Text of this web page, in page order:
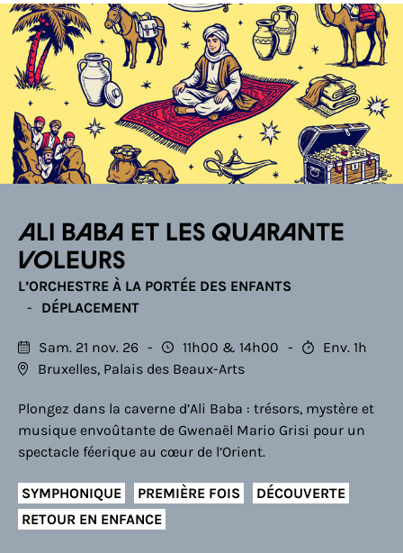
Ali Baba et les quarante
voleurs
L’ORCHESTRE À LA PORTÉE DES ENFANTS
DÉPLACEMENT
Sam. 21 nov. 26 11h00 14h00
Env. 1h
Bruxelles, Palais des Beaux-Arts
Plongez dans la caverne d’Ali Baba : trésors, mystère et
musique envoûtante de Gwenaël Mario Grisi pour un
spectacle féerique au cœur de l’Orient.
SYMPHONIQUE PREMIÈRE FOIS
DÉCOUVERTE
RETOUR EN ENFANCE